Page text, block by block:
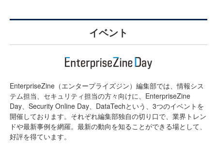
イベント
EnterpriseZine（エンタープライズジン）編集部では、情報シス
テム担当、セキュリティ担当の方々向けに、EnterpriseZine
Day、Security Online Day、DataTechという、3つのイベントを
開催しております。それぞれ編集部独自の切り口で、業界トレン
ドや最新事例を網羅。最新の動向を知ることができる場として、
好評を得ています。